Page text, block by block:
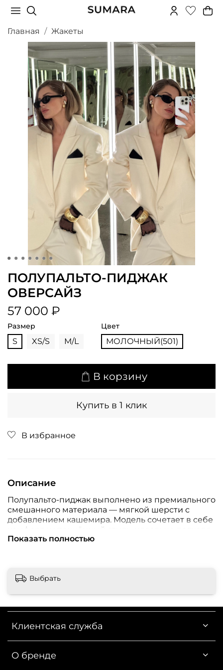
Главная Жакеты
ПОЛУПАЛЬТО-ПИДЖАК
ОВЕРСАЙЗ
57 000 ₽
Размер
S XS/S M/L
Цвет
МОЛОЧНЫЙ(501)
В корзину
Купить в 1 клик
В избранное
Описание
Полупальто-пиджак выполнено из премиального
смешанного материала — мягкой шерсти с
добавлением кашемира. Модель сочетает в себе
комфорт и утончённый стиль, идеально подходя
как для деловых, так и для повседневных
-черный: шерсть 45%, кашемир 50%, полиэстер
5%
-молочный: шерсть 80%, кашемир 20%
Показать полностью
Выбрать
Клиентская служба
О бренде